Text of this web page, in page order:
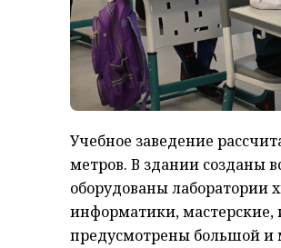
Учебное заведение
метров. В здании созданы
оборудованы лаборатории
информатики,
предусмотрены большой и